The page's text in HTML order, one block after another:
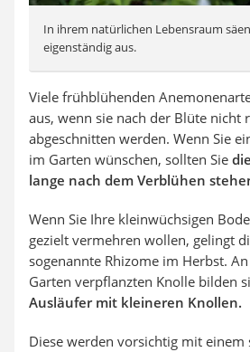
In ihrem natürlichen Lebensraum
eigenständig aus.
Viele frühblühenden
aus, wenn sie nach der Blüte nicht
abgeschnitten werden. Wenn Sie
im Garten wünschen, sollten Sie
lange nach dem Verblühen
Wenn Sie Ihre kleinwüchsigen
gezielt vermehren wollen, gelingt
sogenannte Rhizome im Herbst.
Garten verpflanzten Knolle bilden
Ausläufer mit kleineren Knollen.
Diese werden vorsichtig mit einem